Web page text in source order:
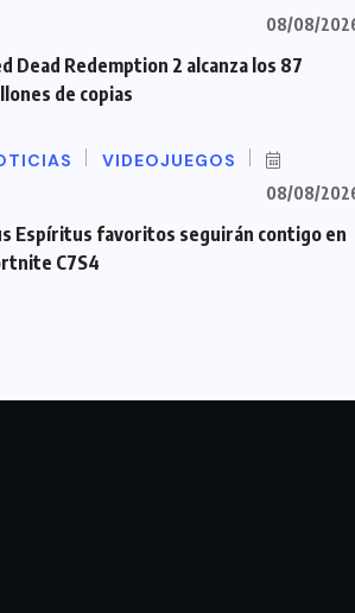
08/08/
Dead Redemption 2 alcanza los 87
de copias
VIDEOJUEGOS
08/08/
Espíritus favoritos seguirán contigo en
C7S4